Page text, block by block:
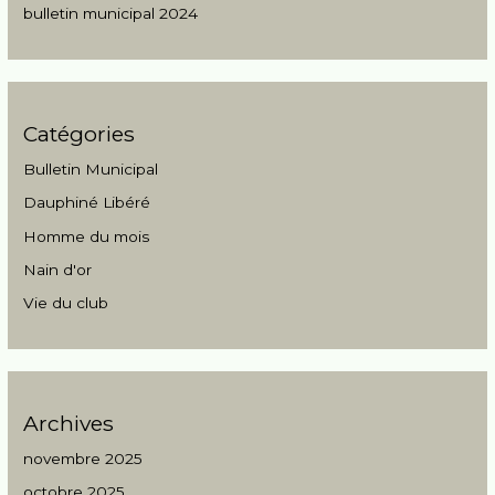
bulletin municipal 2024
Catégories
Bulletin Municipal
Dauphiné Libéré
Homme du mois
Nain d'or
Vie du club
Archives
novembre 2025